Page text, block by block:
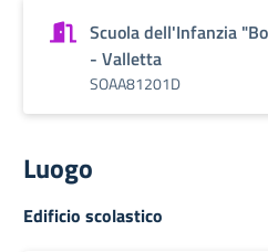
Scuola dell'Infanzia
- Valletta
SOAA81201D
Luogo
Edificio scolastico